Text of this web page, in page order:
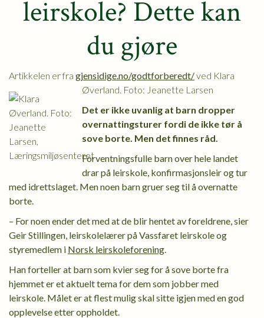
leirskole? Dette kan
du gjøre
Artikkelen er fra gjensidige.no/godtforberedt/ved Klara
Øverland. Foto: Jeanette Larsen
Det er ikke uvanlig at barn dropper
overnattingsturer fordi de ikke tør å
sove borte. Men det finnes råd.
Forventningsfulle barn over hele landet
drar på leirskole, konfirmasjonsleir og tur
med idrettslaget. Men noen barn gruer seg til å overnatte
borte.
– For noen ender det med at de blir hentet av foreldrene, sier
Geir Stillingen, leirskolelærer på Vassfaret leirskole og
styremedlem i Norsk leirskoleforening
Han forteller at barn som kvier seg for å sove borte fra
hjemmet er et aktuelt tema for dem som jobber med
leirskole. Målet er at flest mulig skal sitte igjen med en god
opplevelse etter oppholdet.